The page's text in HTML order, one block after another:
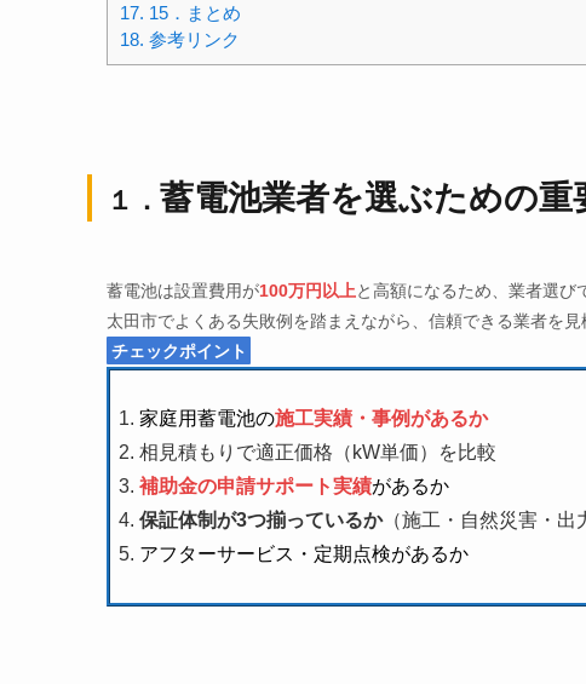
17. 15．まとめ
18. 参考リンク
１． 蓄電池業者を選ぶための重
蓄電池は設置費用が100万円以上と高額になるため、業者選び
太田市でよくある失敗例を踏まえながら、信頼できる業者を見
チェックポイント
家庭用蓄電池の施工実績・事例があるか
相見積もりで適正価格（kW単価）を比較
補助金の申請サポート実績があるか
保証体制が3つ揃っているか（施工・自然災害・出
アフターサービス・定期点検があるか